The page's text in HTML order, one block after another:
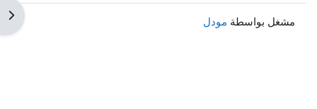
مشغل بواسطة مودل